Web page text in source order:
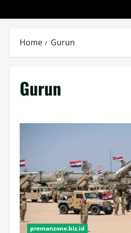
Home Gurun
Gurun
premanzone.biz.id